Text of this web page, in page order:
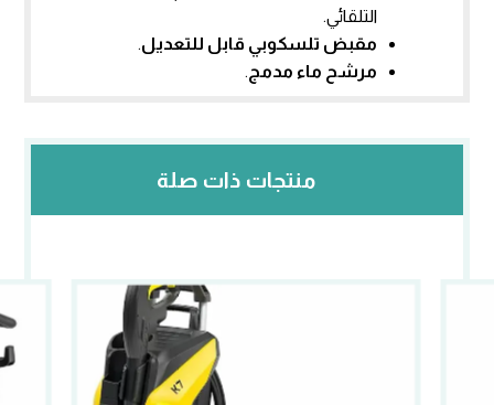
التلقائي.
مقبض تلسكوبي قابل للتعديل.
مرشح ماء مدمج .
منتجات ذات صلة